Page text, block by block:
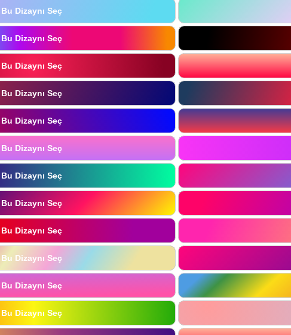
Bu Dizaynı Seç
Bu Dizaynı Seç
Bu Dizaynı Seç
Bu Dizaynı Seç
Bu Dizaynı Seç
Bu Dizaynı Seç
Bu Dizaynı Seç
Bu Dizaynı Seç
Bu Dizaynı Seç
Bu Dizaynı Seç
Bu Dizaynı Seç
Bu Dizaynı Seç